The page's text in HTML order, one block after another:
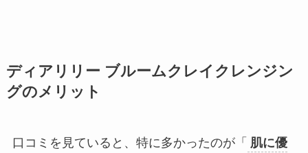
ディアリリー ブルームクレイクレンジン
グのメリット
口コミを見ていると、特に多かったのが「 肌に優